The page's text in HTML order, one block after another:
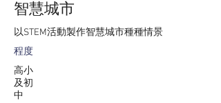
智慧城市
以STEM活動製作智慧城市種種情景
程度
高小
及初
中